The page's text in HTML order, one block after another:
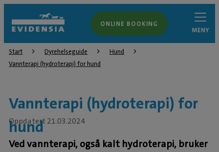
ONLINE BOOKING
MENY
Start Dyrehelseguide
Hund
Vannterapi (hydroterapi) for hund
Vannterapi (hydroterapi) for
hund
Oppdatert 21.03.2024
Ved vannterapi, også kalt hydroterapi, bruker